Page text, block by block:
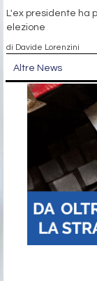
L'ex presidente ha
elezione
di Davide Lorenzini
Altre News